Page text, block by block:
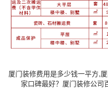
厦门装修费用是多少钱一平方,
家口碑最好？厦门装修公司